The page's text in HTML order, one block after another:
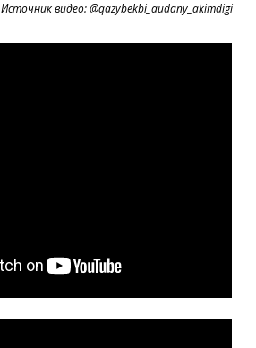
Источник видео: @qazybekbi_audany_akimdigi